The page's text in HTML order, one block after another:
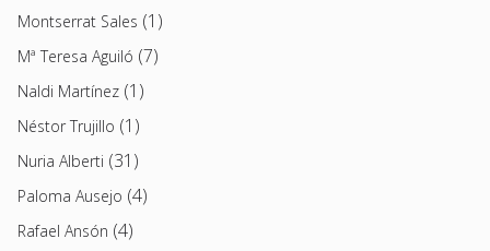
Montserrat Sales (1)
Mª Teresa Aguiló (7)
Naldi Martínez (1)
Néstor Trujillo (1)
Nuria Alberti (31)
Paloma Ausejo (4)
Rafael Ansón (4)